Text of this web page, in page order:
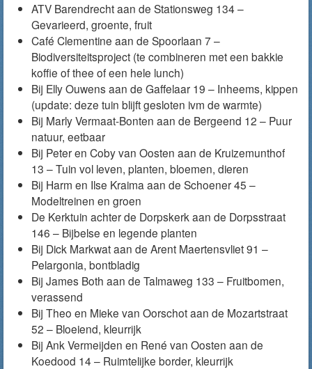
ATV Barendrecht aan de Stationsweg 134 –
Gevarieerd, groente, fruit
Café Clementine aan de Spoorlaan 7 –
Biodiversiteitsproject (te combineren met een bakkie
koffie of thee of een hele lunch)
Bij Elly Ouwens aan de Gaffelaar 19 – Inheems, kippen
(update: deze tuin blijft gesloten ivm de warmte)
Bij Marly Vermaat-Bonten aan de Bergeend 12 – Puur
natuur, eetbaar
Bij Peter en Coby van Oosten aan de Kruizemunthof
13 – Tuin vol leven, planten, bloemen, dieren
Bij Harm en Ilse Kraima aan de Schoener 45 –
Modeltreinen en groen
De Kerktuin achter de Dorpskerk aan de Dorpsstraat
146 – Bijbelse en legende planten
Bij Dick Markwat aan de Arent Maertensvliet 91 –
Pelargonia, bontbladig
Bij James Both aan de Talmaweg 133 – Fruitbomen,
verassend
Bij Theo en Mieke van Oorschot aan de Mozartstraat
52 – Bloeiend, kleurrijk
Bij Ank Vermeijden en René van Oosten aan de
Koedood 14 – Ruimtelijke border, kleurrijk